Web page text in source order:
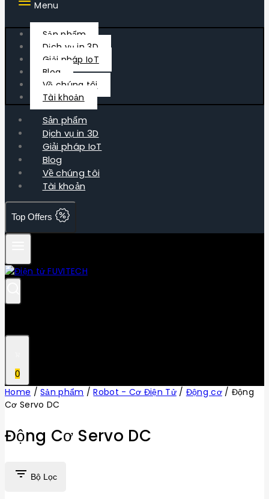
Menu
Sản phẩm
Dịch vụ in 3D
Giải pháp IoT
Blog
Về chúng tôi
Tài khoản
Sản phẩm
Dịch vụ in 3D
Giải pháp IoT
Blog
Về chúng tôi
Tài khoản
Top Offers
0
Home / Sản phẩm / Robot - Cơ Điện Tử / Động cơ / Động
Cơ Servo DC
Động Cơ Servo DC
Bộ Lọc